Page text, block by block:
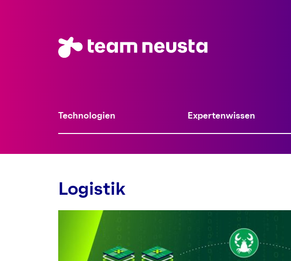
Technologien Expertenwissen
Logistik